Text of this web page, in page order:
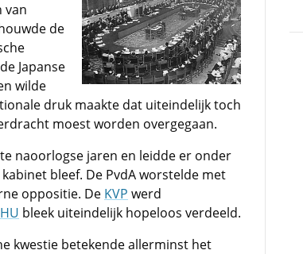
van
de
Japanse
wilde
druk maakte dat uiteindelijk toch
moest worden overgegaan.
naoorlogse jaren en leidde er onder
bleef. De PvdA worstelde met
oppositie. De KVP werd
bleek uiteindelijk hopeloos verdeeld.
kwestie betekende allerminst het